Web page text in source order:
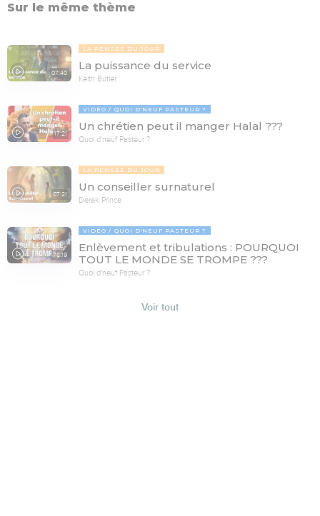
Sur le même thème
07:40
LA PENSÉE DU JOUR
La puissance du service
Keith Butler
17:21
VIDÉO QUOI D'NEUF PASTEUR ?
Un chrétien peut il manger Halal ???
Quoi d'neuf Pasteur ?
07:21
LA PENSÉE DU JOUR
Un conseiller surnaturel
Derek Prince
78:19
VIDÉO QUOI D'NEUF PASTEUR ?
Enlèvement et tribulations : POURQUOI
TOUT LE MONDE SE TROMPE ???
Quoi d'neuf Pasteur ?
Voir tout